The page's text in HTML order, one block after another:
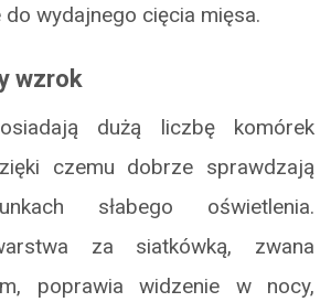
wydajnego cięcia mięsa.
wzrok
dużą liczbę komórek
czemu dobrze sprawdzają
słabego oświetlenia.
za siatkówką, zwana
poprawia widzenie w nocy,